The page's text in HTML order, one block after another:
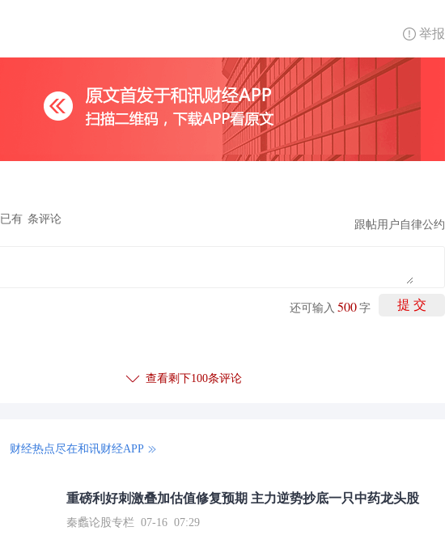
举报
已有 条评论 跟帖用户自律公约
提 交
还可输入 500 字
查看剩下100条评论
财经热点尽在和讯财经APP
重磅利好刺激叠加估值修复预期 主力逆势抄底一只中药龙头股
秦蠡论股专栏 07-16 07:29